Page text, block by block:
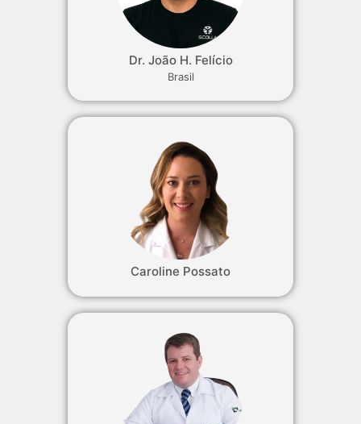
Dr. João H. Felício
Brasil
Caroline Possato